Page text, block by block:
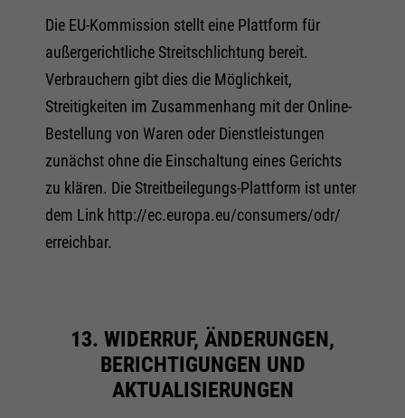
Die EU-Kommission stellt eine Plattform für
außergerichtliche Streitschlichtung bereit.
Verbrauchern gibt dies die Möglichkeit,
Streitigkeiten im Zusammenhang mit der Online-
Bestellung von Waren oder Dienstleistungen
zunächst ohne die Einschaltung eines Gerichts
zu klären. Die Streitbeilegungs-Plattform ist unter
dem Link http://ec.europa.eu/consumers/odr/
erreichbar.
13. WIDERRUF, ÄNDERUNGEN,
BERICHTIGUNGEN UND
AKTUALISIERUNGEN